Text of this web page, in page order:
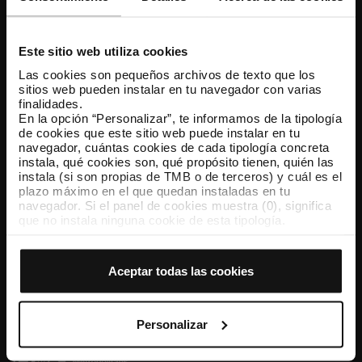
Este sitio web utiliza cookies
Las cookies son pequeños archivos de texto que los
sitios web pueden instalar en tu navegador con varias
finalidades.
En la opción “Personalizar”, te informamos de la tipología
de cookies que este sitio web puede instalar en tu
navegador, cuántas cookies de cada tipología concreta
instala, qué cookies son, qué propósito tienen, quién las
instala (si son propias de TMB o de terceros) y cuál es el
plazo máximo en el que quedan instaladas en tu
navegador. Si el panel de cookies muestra (0), significa
que no instala ninguna cookie de esta tipología.
que todas estas cookies se instalen en tu navegador.
tipología de cookies permite indicar si quieres que se
instalen o no las cookies de esa clase.
Una vez que hayas marcado tus preferencias, debes
hacer clic en “Seleccionar y configurar”. Así se instalarán
previamente. Te sugerimos que selecciones las cookies
Aceptar todas las cookies
Personalizar
Resuelve tus dudas
Síguenos
TMB en las redes sociales
TMB App
Descárgate TMB App y compra tus billetes
App Store Google Play